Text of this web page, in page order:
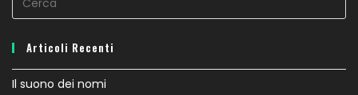
Articoli Recenti
Il suono dei nomi